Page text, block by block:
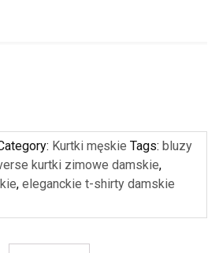
Kurtki męskie Tags: bluzy
kurtki zimowe damskie,
, eleganckie t-shirty damskie